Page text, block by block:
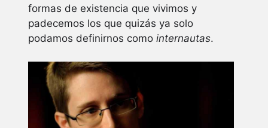
formas de existencia que vivimos y
padecemos los que quizás ya solo
podamos definirnos como internautas.